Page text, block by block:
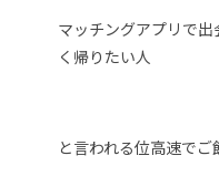
マッチングアプリで
く帰りたい人
と言われる位高速で